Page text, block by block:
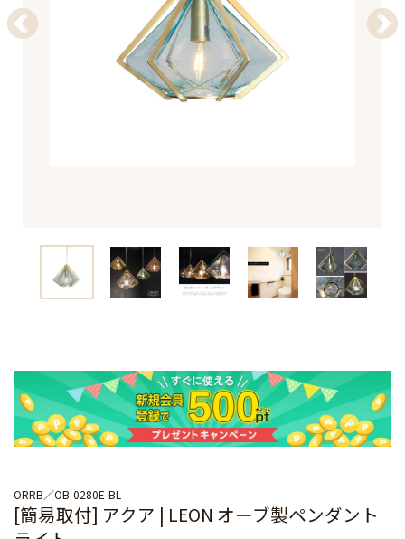
ORRB OB-0280E-BL
[簡易取付] アクア | LEON オーブ製ペンダント